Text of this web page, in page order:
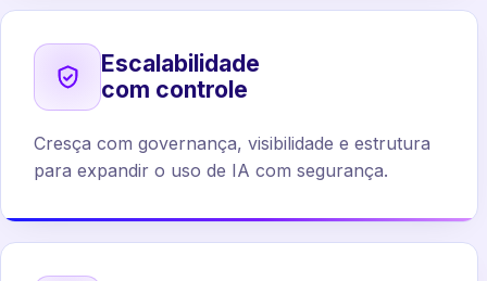
Escalabilidade
com controle
Cresça com governança, visibilidade e estrutura
para expandir o uso de IA com segurança.